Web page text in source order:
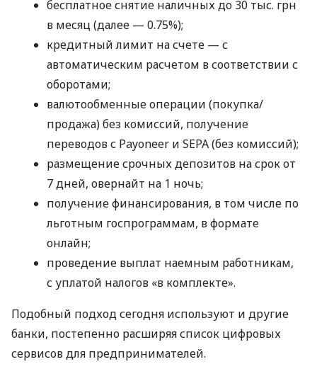
бесплатное снятие наличных до 30 тыс. грн
в месяц (далее — 0.75%);
кредитный лимит на счете — с
автоматическим расчетом в соответствии с
оборотами;
валютообменные операции (покупка/
продажа) без комиссий, получение
переводов с Payoneer и SEPA (без комиссий);
размещение срочных депозитов на срок от
7 дней, овернайт на 1 ночь;
получение финансирования, в том числе по
льготным госпрограммам, в формате
онлайн;
проведение выплат наемным работникам,
с уплатой налогов «в комплекте».
Подобный подход сегодня используют и другие
банки, постепенно расширяя список цифровых
сервисов для предпринимателей.